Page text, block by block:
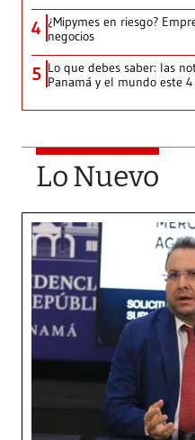
4 ¿Mipymes en riesgo?
negocios
5 Lo que debes saber: las
Panamá y el mundo este
Lo Nuevo